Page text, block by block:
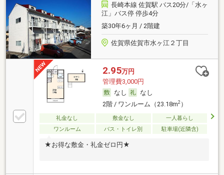
長崎本線 佐賀駅 バス20分/「水ヶ
江」バス停 停歩4分
築30年6ヶ月 / 2階建
佐賀県佐賀市水ヶ江２丁目
2.95万円
管理費3,000円
なし
なし
2階 / ワンルーム（23.18m2）
礼金なし 敷金なし
一人暮らし
ワンルーム
バス・トイレ別 駐車場(近隣含)
★お得な敷金・礼金ゼロ円★